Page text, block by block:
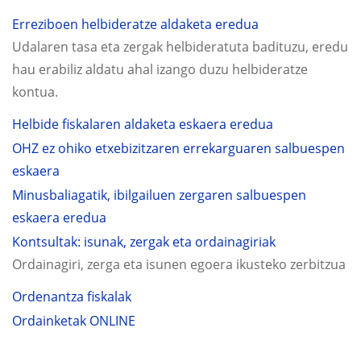
Erreziboen helbideratze aldaketa eredua
Udalaren tasa eta zergak helbideratuta badituzu, eredu
hau erabiliz aldatu ahal izango duzu helbideratze
kontua.
Helbide fiskalaren aldaketa eskaera eredua
OHZ ez ohiko etxebizitzaren errekarguaren salbuespen
eskaera
Minusbaliagatik, ibilgailuen zergaren salbuespen
eskaera eredua
Kontsultak: isunak, zergak eta ordainagiriak
Ordainagiri, zerga eta isunen egoera ikusteko zerbitzua
Ordenantza fiskalak
Ordainketak ONLINE